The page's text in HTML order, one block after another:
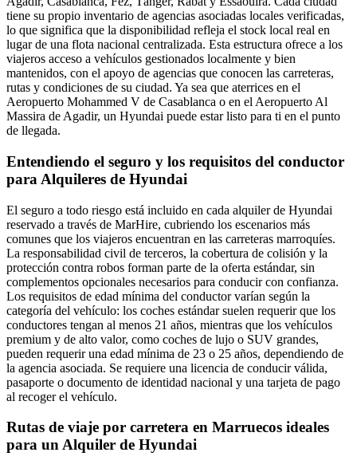
tiene su propio inventario de agencias asociadas locales verificadas,
lo que significa que la disponibilidad refleja el stock local real en
lugar de una flota nacional centralizada. Esta estructura ofrece a los
viajeros acceso a vehículos gestionados localmente y bien
mantenidos, con el apoyo de agencias que conocen las carreteras,
rutas y condiciones de su ciudad. Ya sea que aterrices en el
Aeropuerto Mohammed V de Casablanca o en el Aeropuerto Al
Massira de Agadir, un Hyundai puede estar listo para ti en el punto
de llegada.
Entendiendo el seguro y los requisitos del conductor
para Alquileres de Hyundai
El seguro a todo riesgo está incluido en cada alquiler de Hyundai
reservado a través de MarHire, cubriendo los escenarios más
comunes que los viajeros encuentran en las carreteras marroquíes.
La responsabilidad civil de terceros, la cobertura de colisión y la
protección contra robos forman parte de la oferta estándar, sin
complementos opcionales necesarios para conducir con confianza.
Los requisitos de edad mínima del conductor varían según la
categoría del vehículo: los coches estándar suelen requerir que los
conductores tengan al menos 21 años, mientras que los vehículos
premium y de alto valor, como coches de lujo o SUV grandes,
pueden requerir una edad mínima de 23 o 25 años, dependiendo de
la agencia asociada. Se requiere una licencia de conducir válida,
pasaporte o documento de identidad nacional y una tarjeta de pago
al recoger el vehículo.
Rutas de viaje por carretera en Marruecos ideales
para un Alquiler de Hyundai